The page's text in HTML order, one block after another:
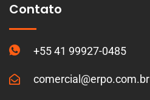
Contato
+55 41 99927-0485
comercial@erpo.com.br